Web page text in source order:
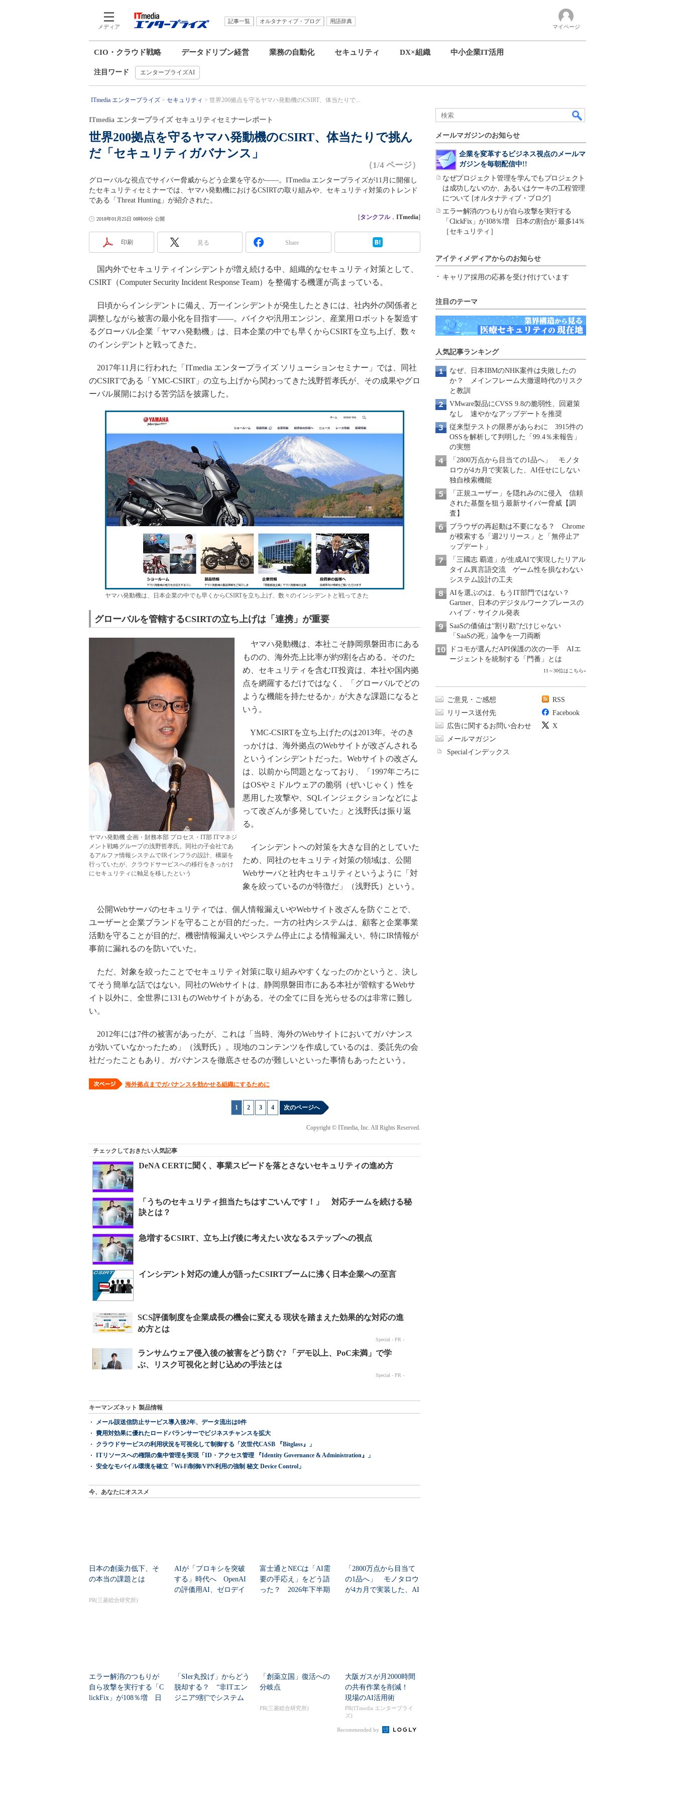
メディア
記事一覧 オルタナティブ・ブログ
用語辞典
マイページ
CIO・クラウド戦略 データドリブン経営 業務の自動化 セキュリティ DX×組織 中小企業IT活用
注目ワード エンタープライズAI
ITmedia エンタープライズ セキュリティ 世界200拠点を守るヤマハ発動機のCSIRT、体当たりで...
世界200拠点を守るヤマハ発動機のCSIRT、体当たりで挑ん
だ「セキュリティガバナンス」
ITmedia エンタープライズ セキュリティセミナーレポート
（1/4 ページ）
グローバルな視点でサイバー脅威からどう企業を守るか――。ITmedia エンタープライズが11月に開催し
たセキュリティセミナーでは、ヤマハ発動機におけるCSIRTの取り組みや、セキュリティ対策のトレンド
である「Threat Hunting」が紹介された。
2018年01月25日 08時00分 公開 [タンクフル， ITmedia]
印刷 見る Share
国内外でセキュリティインシデントが増え続ける中、組織的なセキュリティ対策として、
CSIRT（Computer Security Incident Response Team）を整備する機運が高まっている。
日頃からインシデントに備え、万一インシデントが発生したときには、社内外の関係者と
調整しながら被害の最小化を目指す――。バイクや汎用エンジン、産業用ロボットを製造す
るグローバル企業「ヤマハ発動機」は、日本企業の中でも早くからCSIRTを立ち上げ、数々
のインシデントと戦ってきた。
2017年11月に行われた「ITmedia エンタープライズ ソリューションセミナー」では、同社
のCSIRTである「YMC-CSIRT」の立ち上げから関わってきた浅野哲孝氏が、その成果やグロ
ーバル展開における苦労話を披露した。
ヤマハ発動機は、日本企業の中でも早くからCSIRTを立ち上げ、数々のインシデントと戦ってきた
グローバルを管轄するCSIRTの立ち上げは「連携」が重要
ヤマハ発動機 企画・財務本部 プロセス・IT部 ITマネジ
メント戦略グループの浅野哲孝氏。同社の子会社であ
るアルファ情報システムでIRインフラの設計、構築を
行っていたが、クラウドサービスへの移行をきっかけ
にセキュリティに軸足を移したという
ヤマハ発動機は、本社こそ静岡県磐田市にある
ものの、海外売上比率が約9割を占める。そのた
め、セキュリティを含むIT投資は、本社や国内拠
点を網羅するだけではなく、「グローバルでどの
ような機能を持たせるか」が大きな課題になると
いう。
YMC-CSIRTを立ち上げたのは2013年。そのき
っかけは、海外拠点のWebサイトが改ざんされる
というインシデントだった。Webサイトの改ざん
は、以前から問題となっており、「1997年ごろに
はOSやミドルウェアの脆弱（ぜいじゃく）性を
悪用した攻撃や、SQLインジェクションなどによ
って改ざんが多発していた」と浅野氏は振り返
る。
インシデントへの対策を大きな目的としていた
ため、同社のセキュリティ対策の領域は、公開
Webサーバと社内セキュリティというように「対
象を絞っているのが特徴だ」（浅野氏）という。
公開Webサーバのセキュリティでは、個人情報漏えいやWebサイト改ざんを防ぐことで、
ユーザーと企業ブランドを守ることが目的だった。一方の社内システムは、顧客と企業事業
活動を守ることが目的だ。機密情報漏えいやシステム停止による情報漏えい、特にIR情報が
事前に漏れるのを防いでいた。
ただ、対象を絞ったことでセキュリティ対策に取り組みやすくなったのかというと、決し
てそう簡単な話ではない。同社のWebサイトは、静岡県磐田市にある本社が管轄するWebサ
イト以外に、全世界に131ものWebサイトがある。その全てに目を光らせるのは非常に難し
い。
2012年には7件の被害があったが、これは「当時、海外のWebサイトにおいてガバナンス
が効いていなかったため」（浅野氏）。現地のコンテンツを作成しているのは、委託先の会
社だったこともあり、ガバナンスを徹底させるのが難しいといった事情もあったという。
海外拠点までガバナンスを効かせる組織にするために
1 2 3 4 次のページへ
Copyright © ITmedia, Inc. All Rights Reserved.
チェックしておきたい人気記事
DeNA CERTに聞く、事業スピードを落とさないセキュリティの進め方
「うちのセキュリティ担当たちはすごいんです！」 対応チームを続ける秘
訣とは？
急増するCSIRT、立ち上げ後に考えたい次なるステップへの視点
インシデント対応の達人が語ったCSIRTブームに沸く日本企業への至言
キーマンズネット 製品情報
メール誤送信防止サービス導入後2年、データ流出は0件
費用対効果に優れたロードバランサーでビジネスチャンスを拡大
クラウドサービスの利用状況を可視化して制御する「次世代CASB 『Bitglass』」
ITリソースへの権限の集中管理を実現「ID・アクセス管理 『Identity Governance & Administration』」
安全なモバイル環境を確立「Wi-Fi制御/VPN利用の強制 秘文 Device Control」
今、あなたにオススメ
日本の創薬力低下、そ
の本当の課題とは
PR(三菱総合研究所)
AIが「プロキシを突破
する」時代へ OpenAI
の評価用AI、ゼロデイ
富士通とNECは「AI需
要の手応え」をどう語
った？ 2026年下半期
「2800万点から目当て
の1品へ」 モノタロウ
が4カ月で実装した、AI
エラー解消のつもりが
自ら攻撃を実行する「C
lickFix」が108％増 日
「SIer丸投げ」からどう
脱却する？ “非ITエン
ジニア9割”でシステム
「創薬立国」復活への
分岐点
PR(三菱総合研究所)
大阪ガスが月2000時間
の共有作業を削減！
現場のAI活用術
PR(ITmedia エンタープライ
ズ)
Recommended by
メールマガジンのお知らせ
企業を変革するビジネス視点のメールマ
ガジンを毎朝配信中!!
なぜプロジェクト管理を学んでもプロジェクト
は成功しないのか、あるいはケーキの工程管理
について [オルタナティブ・ブログ]
エラー解消のつもりが自ら攻撃を実行する
「ClickFix」が108％増 日本の割合が 最多14％
［セキュリティ］
アイティメディアからのお知らせ
キャリア採用の応募を受け付けています
注目のテーマ
人気記事ランキング
なぜ、日本IBMのNHK案件は失敗したの
か？ メインフレーム大撤退時代のリスク
と教訓
VMware製品にCVSS 9.8の脆弱性、回避策
なし 速やかなアップデートを推奨
従来型テストの限界があらわに 3915件の
OSSを解析して判明した「99.4％未報告」
の実態
「2800万点から目当ての1品へ」 モノタ
ロウが4カ月で実装した、AI任せにしない
独自検索機能
「正規ユーザー」を隠れみのに侵入 信頼
された基盤を狙う最新サイバー脅威【調
査】
ブラウザの再起動は不要になる？ Chrome
が模索する「週2リリース」と「無停止ア
ップデート」
「三國志 覇道」が生成AIで実現したリアル
タイム異言語交流 ゲーム性を損なわない
システム設計の工夫
AIを選ぶのは、もうIT部門ではない？
Gartner、日本のデジタルワークプレースの
ハイプ・サイクル発表
SaaSの価値は“割り勘”だけじゃない
「SaaSの死」論争を一刀両断
ドコモが選んだAPI保護の次の一手 AIエ
ージェントを統制する「門番」とは
11～30位はこちら»
ご意見・ご感想
リリース送付先
広告に関するお問い合わせ
メールマガジン
Specialインデックス
RSS
Facebook
X